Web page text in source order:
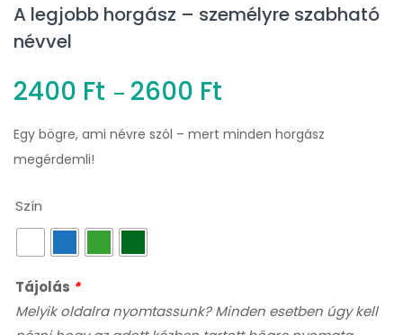
A legjobb horgász – személyre szabható
névvel
2400 Ft – 2600 Ft
Egy bögre, ami névre szól – mert minden horgász
megérdemli!
Szín
Tájolás *
Melyik oldalra nyomtassunk? Minden esetben úgy kell